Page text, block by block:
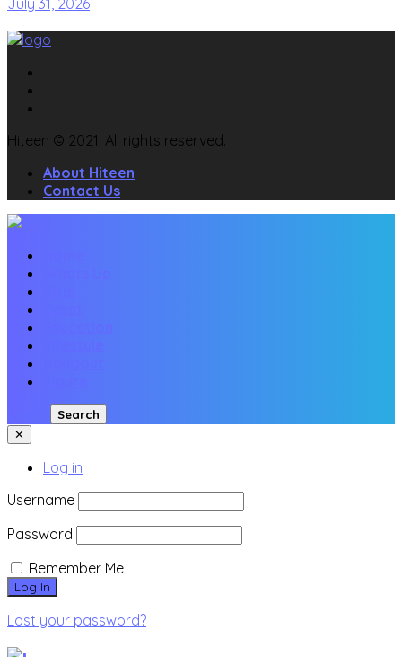
Hiteen © 2021. All rights reserved.
About Hiteen
Contact Us
Search
✕
Log in
Username
Password
Remember Me
Lost your password?